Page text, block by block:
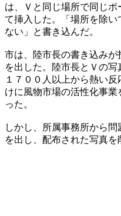
は、Ｖと同じ場所で同じ
て挿入した。「場所を除
ない」と書き込んだ。
市は、陸市長の書き込み
を出した。陸市長とＶの
１７００人以上から熱い
けに風物市場の活性化事
った。
しかし、所属事務所から
を出し、配布された写真を